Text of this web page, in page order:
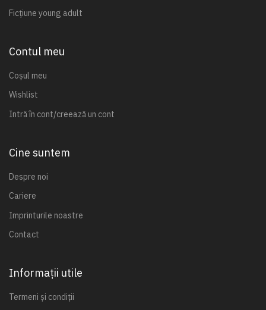
Ficțiune young adult
Contul meu
Coșul meu
Wishlist
Intră în cont/creează un cont
Cine suntem
Despre noi
Cariere
Imprinturile noastre
Contact
Informații utile
Termeni și condiții